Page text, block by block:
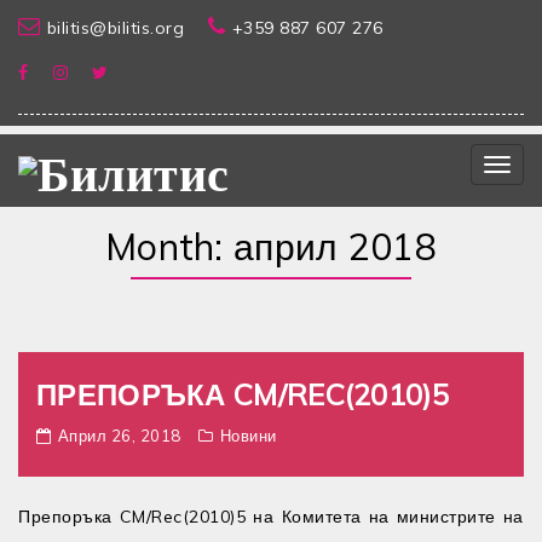
bilitis@bilitis.org +359 887 607 276
Month: април 2018
ПРЕПОРЪКА CM/REC(2010)5
Април 26, 2018 Новини
Препоръка CM/Rec(2010)5 на Комитета на министрите на